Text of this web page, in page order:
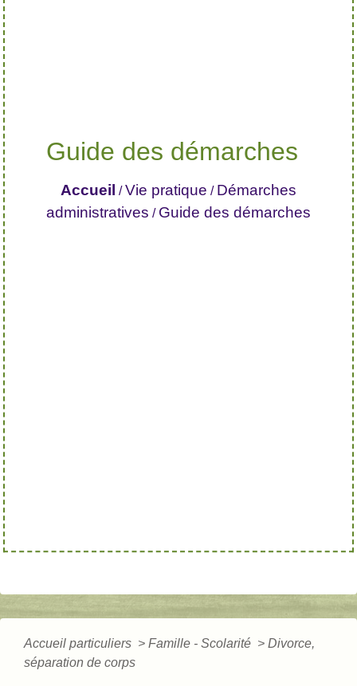
Guide des démarches
Accueil /Vie pratique / Démarches
administratives / Guide des démarches
Accueil particuliers > Famille - Scolarité > Divorce,
séparation de corps